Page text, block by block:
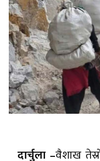
दार्चुला –वैशाख